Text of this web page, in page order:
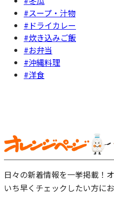
#スープ・汁物
#ドライカレー
#炊き込みご飯
#お弁当
#沖縄料理
#洋食
日々の新着情報を一挙掲載！
いち早くチェックしたい方に